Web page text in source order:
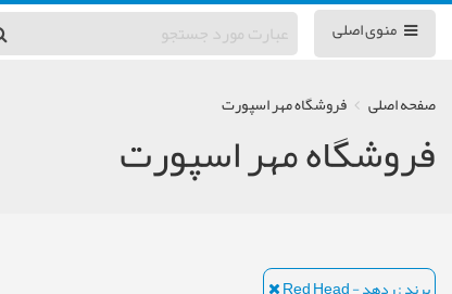
منوی اصلی
صفحه اصلی فروشگاه مهر اسپورت
فروشگاه مهر اسپورت